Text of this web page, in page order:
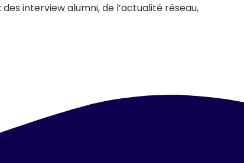
interview alumni, de l’actualité réseau,